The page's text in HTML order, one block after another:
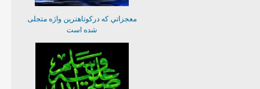
معجزاتي كه دركوتاهترين واژه متجلى
شده است